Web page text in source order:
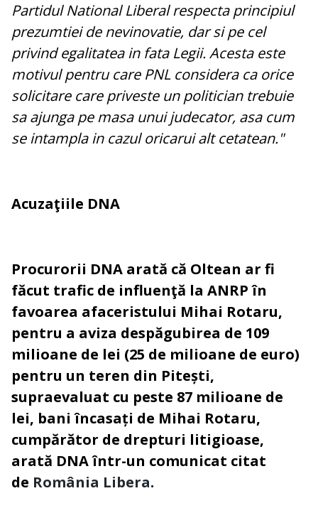
Partidul National Liberal respecta principiul
prezumtiei de nevinovatie, dar si pe cel
privind egalitatea in fata Legii. Acesta este
motivul pentru care PNL considera ca orice
solicitare care priveste un politician trebuie
sa ajunga pe masa unui judecator, asa cum
se intampla in cazul oricarui alt cetatean."
Acuzaţiile DNA
Procurorii DNA arată că Oltean ar fi
făcut trafic de influenţă la ANRP în
favoarea afaceristului Mihai Rotaru,
pentru a aviza despăgubirea de 109
milioane de lei (25 de milioane de euro)
pentru un teren din Pitești,
supraevaluat cu peste 87 milioane de
lei, bani încasați de Mihai Rotaru,
cumpărător de drepturi litigioase,
arată DNA într-un comunicat citat
de România Libera.